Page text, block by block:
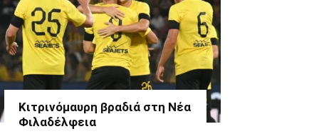
Κιτρινόμαυρη βραδιά στη Νέα
Φιλαδέλφεια